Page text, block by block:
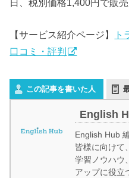
日、税別価格1,400円で販
【サービス紹介ページ】
ト
口コミ・評判
この記事を書いた人
English
English Hub
皆様に向けて
学習ノウハウ
アップに役立